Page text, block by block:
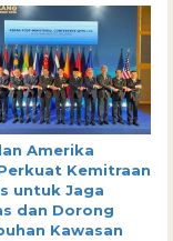
Amerika
Kemitraan
untuk Jaga
dan Dorong
Kawasan